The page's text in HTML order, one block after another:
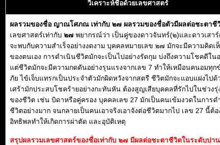
วิเคราะห์ชื่อด้วยเลขศาสตร์
ผลรวมของชื่อ ญาณโศภณ เท่ากับ ๒๗ ผลรวมของชื่อตัวมีผลต่อชะตาชี
เลขศาสตร์เท่ากับ ๒๗ พยากรณ์ว่า เป็นคู่ของดาวจันทร์(๒)และดาวเสา
จะพบกับความสำเร็จอย่างงดงาม บุคคลหมายเลข ๒๗ มักจะมีความคิดเ
ของตนเอง การดำเนินชีวิตมักจะเป็นไปอย่างรัดกุม บ่งถึงความโชคดีใน
แต่ชีวิตมักจะมีความกดดันอย่างรุนแรงจากเลข 7 ทำให้เหมือนคนอมทุก
ภัย ไข้เจ็บแทรกเป็นประจำตัวมักผิดหวังจากสตรี ชีวิตมักจะแอบแฝงไปด้
เศร้ามักประสบโชคร้ายอย่างกะทันหัน ต้องสูญเสียบุคคลที่รักไปในช่วงรุ่
ของชีวิต เช่น บิดาหรือคู่ครอง บุคคลเลข 27 มักเป็นคนเข้มงวดในการด
ชีวิตอย่างมาก จนกลายเป็นคนเอาจริงเอาจังต่อชีวิตมากไป เลข 27 นี้ต้อ
อิทธิพลทำให้เกิดการผ่าตัด และอุบัติเหตุ
สรุปผลรวมเลขศาสตร์ของชื่อเท่ากับ ๒๗ มีผลต่อชะตาชีวิตในระดับปา